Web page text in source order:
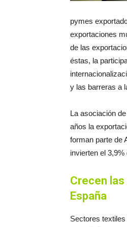
pymes
exportaciones
de las
éstas, la
y las barreras a
La asociación
años la
forman parte de
invierten el
Crecen
España
Sectores